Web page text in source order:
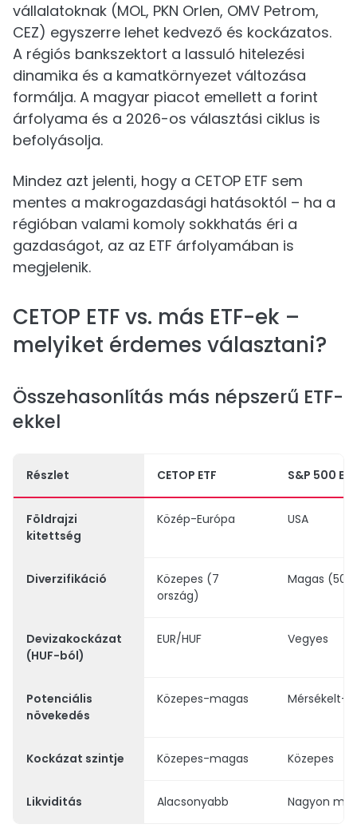
vállalatoknak (MOL, PKN Orlen, OMV Petrom,
CEZ) egyszerre lehet kedvező és kockázatos.
A régiós bankszektort a lassuló hitelezési
dinamika és a kamatkörnyezet változása
formálja. A magyar piacot emellett a forint
árfolyama és a 2026-os választási ciklus is
befolyásolja.
Mindez azt jelenti, hogy a CETOP ETF sem
mentes a makrogazdasági hatásoktól – ha a
régióban valami komoly sokkhatás éri a
gazdaságot, az az ETF árfolyamában is
megjelenik.
CETOP ETF vs. más ETF-ek –
melyiket érdemes választani?
Összehasonlítás más népszerű ETF-
ekkel
Részlet CETOP ETF S&P 500 ETF
Földrajzi
kitettség
Közép-Európa USA
Diverzifikáció
Közepes (7
ország)
Magas
Devizakockázat
(HUF-ból)
EUR/HUF Vegyes
Potenciális
növekedés
Közepes-magas Mérsékelt-
Kockázat szintje Közepes-magas Közepes
Likviditás Alacsonyabb Nagyon